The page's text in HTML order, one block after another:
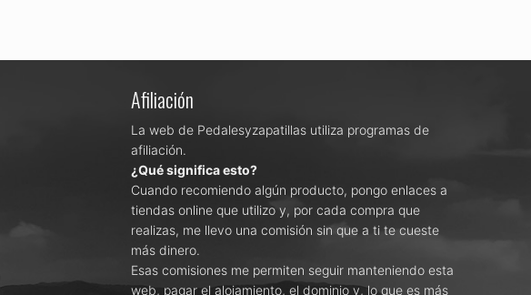
Afiliación
La web de Pedalesyzapatillas utiliza programas de
afiliación.
¿Qué significa esto?
Cuando recomiendo algún producto, pongo enlaces a
tiendas online que utilizo y, por cada compra que
realizas, me llevo una comisión sin que a ti te cueste
más dinero.
Esas comisiones me permiten seguir manteniendo esta
web, pagar el alojamiento, el dominio y, lo que es más